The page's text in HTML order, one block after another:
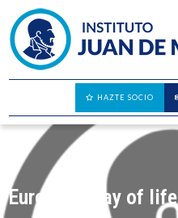
HAZTE SOCIO
European way of life